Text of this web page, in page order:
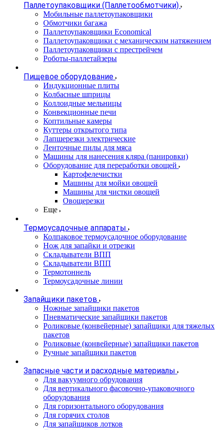
Паллетоупаковщики (Паллетообмотчики)
Мобильные паллетоупаковщики
Обмотчики багажа
Паллетоупаковщики Economical
Паллетоупаковщики с механическим натяжением
Паллетоупаковщики с престрейчем
Роботы-паллетайзеры
Пищевое оборудование
Индукционные плиты
Колбасные шприцы
Коллоидные мельницы
Конвекционные печи
Коптильные камеры
Куттеры открытого типа
Лапшерезки электрические
Ленточные пилы для мяса
Машины для нанесения кляра (панировки)
Оборудование для переработки овощей
Картофелечистки
Машины для мойки овощей
Машины для чистки овощей
Овощерезки
Еще
Термоусадочные аппараты
Колпаковое термоусадочное оборудование
Нож для запайки и отрезки
Складыватели ВПП
Складыватели ВПП
Термотоннель
Термоусадочные линии
Запайщики пакетов
Ножные запайщики пакетов
Пневматические запайщики пакетов
Роликовые (конвейерные) запайщики для тяжелых
пакетов
Роликовые (конвейерные) запайщики пакетов
Ручные запайщики пакетов
Запасные части и расходные материалы
Для вакуумного обрудования
Для вертикального фасовочно-упаковочного
оборудования
Для горизонтального оборудования
Для горячих столов
Для запайщиков лотков